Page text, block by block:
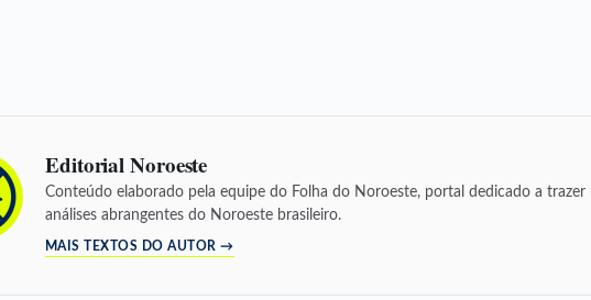
Editorial Noroeste
Conteúdo elaborado pela equipe do Folha do Noroeste, portal dedicado a trazer
análises abrangentes do Noroeste brasileiro.
MAIS TEXTOS DO AUTOR →